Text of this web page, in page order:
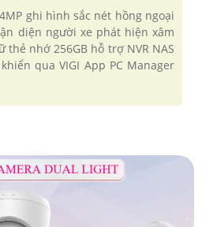
ghi hình sắc nét hồng ngoại
diện người xe phát hiện xâm
nhớ 256GB hỗ trợ NVR NAS
qua VIGI App PC Manager